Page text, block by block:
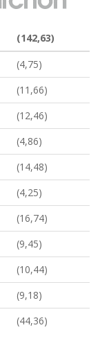
(142,63)
(4,75)
(11,66)
(12,46)
(4,86)
(14,48)
(4,25)
(16,74)
(9,45)
(10,44)
(9,18)
(44,36)